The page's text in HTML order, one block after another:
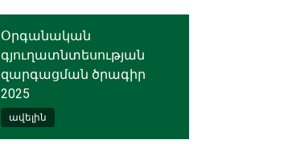
Օրգանական
գյուղատնտեսության
զարգացման ծրագիր
2025
ավելին